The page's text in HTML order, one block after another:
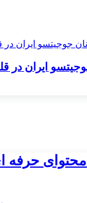
ایران در
حرفه ای